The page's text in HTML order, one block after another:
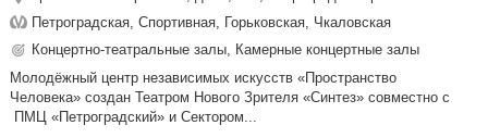
Петроградская, Спортивная, Горьковская, Чкаловская
Концертно-театральные залы, Камерные концертные залы
Молодёжный центр независимых искусств «Пространство
Человека» создан Театром Нового Зрителя «Синтез» совместно с
ПМЦ «Петроградский» и Сектором...